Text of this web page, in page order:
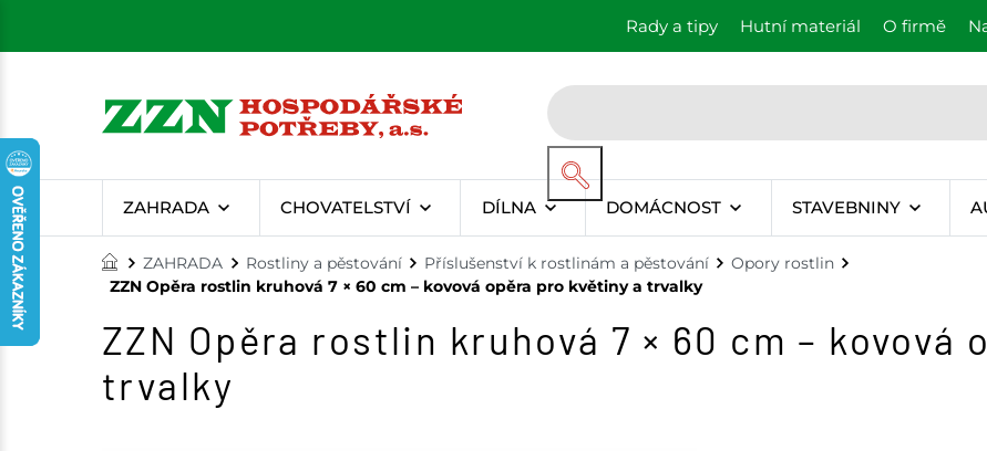
Rady a tipy Hutní materiál O firmě
ZAHRADA CHOVATELSTVÍ DÍLNA DOMÁCNOST STAVEBNINY
ZAHRADA Rostliny a pěstování Příslušenství k rostlinám a pěstování
Opory rostlin
ZZN Opěra rostlin kruhová 7 × 60 cm – kovová opěra pro květiny a trvalky
ZZN Opěra rostlin kruhová 7 × 60 cm – kovová
trvalky